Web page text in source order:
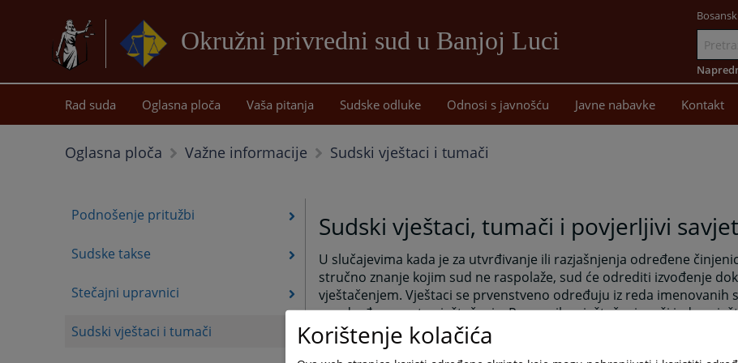
Okružni privredni sud u Banjoj Luci
sadržaj
Bosanski
Rad suda Oglasna ploča Vaša pitanja Sudske odluke Odnosi s javnošću Javne nabavke Kontakt
Oglasna ploča Važne informacije Sudski vještaci i tumači
Podnošenje pritužbi
Sudske takse
Stečajni upravnici
Sudski vještaci i tumači
Sudski vještaci, tumači i povjerljivi
U slučajevima kada je za utvrđivanje ili razjašnjenja određene
stručno znanje kojim sud ne raspolaže, sud će odrediti izvođenje
vještačenjem. Vještaci se prvenstveno određuju iz reda imenovanih
za određenu vrstu vještačenja. Po pravilu, vještačenje vrši jedan
vještačenja će se povjeriti stručnim ustanovama, kao što su: bolnice,
labaratorije, fakulteti i sl. Ako postoje ustanove za određene vrste
Korištenje kolačića